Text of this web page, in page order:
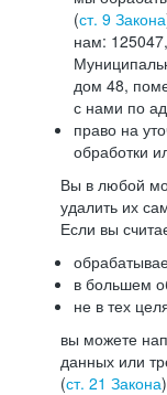
(ст. 9 Закона
нам:
дом 48,
с нами по
право на
обработки
Вы в любой
удалить их
Если вы
в большем
не в тех
вы можете
данных или
(ст. 21 Закона